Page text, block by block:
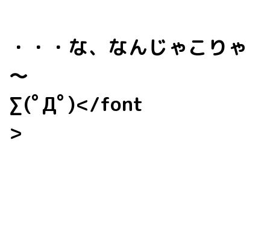
・・・な、なんじゃこりゃ
～
∑(ﾟДﾟ)</font
>